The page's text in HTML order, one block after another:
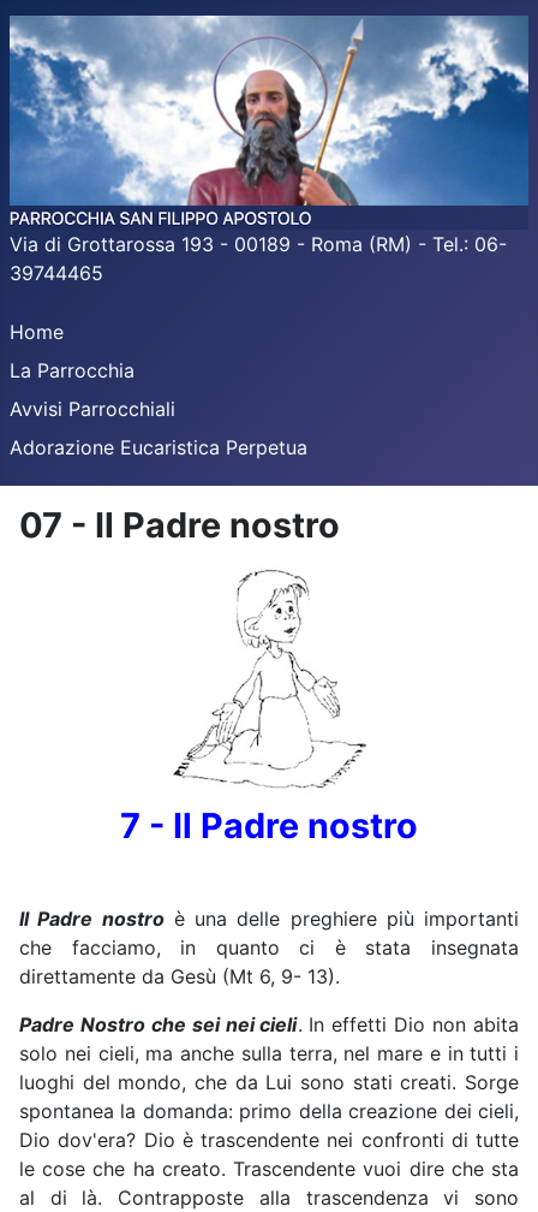
Via di Grottarossa 193 - 00189 - Roma (RM) - Tel.: 06-
39744465
Home
La Parrocchia
Avvisi Parrocchiali
Adorazione Eucaristica Perpetua
07 - Il Padre nostro
7 - Il Padre nostro
Il Padre nostroè una delle preghiere più importanti
che facciamo, in quanto ci è stata insegnata
direttamente da Gesù (Mt 6, 9- 13).
Padre Nostro che sei nei cieli. In effetti Dio non abita
solo nei cieli, ma anche sulla terra, nel mare e in tutti i
luoghi del mondo, che da Lui sono stati creati. Sorge
spontanea la domanda: primo della creazione dei cieli,
Dio dov'era? Dio è trascendente nei confronti di tutte
le cose che ha creato. Trascendente vuoi dire che sta
al di là. Contrapposte alla trascendenza vi sono